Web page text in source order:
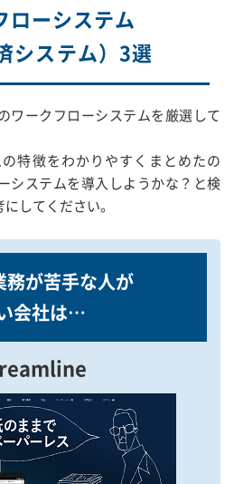
ローシステム
システム）3選
ワークフローシステムを厳選して
特徴をわかりやすくまとめたの
システムを導入しようかな？と検
してください。
務が苦手な人が
会社は…